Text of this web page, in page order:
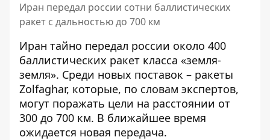
Иран передал россии сотни баллистических
ракет с дальностью до 700 км
Иран тайно передал россии около 400
баллистических ракет класса «земля-
земля». Среди новых поставок – ракеты
Zolfaghar, которые, по словам экспертов,
могут поражать цели на расстоянии от
300 до 700 км. В ближайшее время
ожидается новая передача.